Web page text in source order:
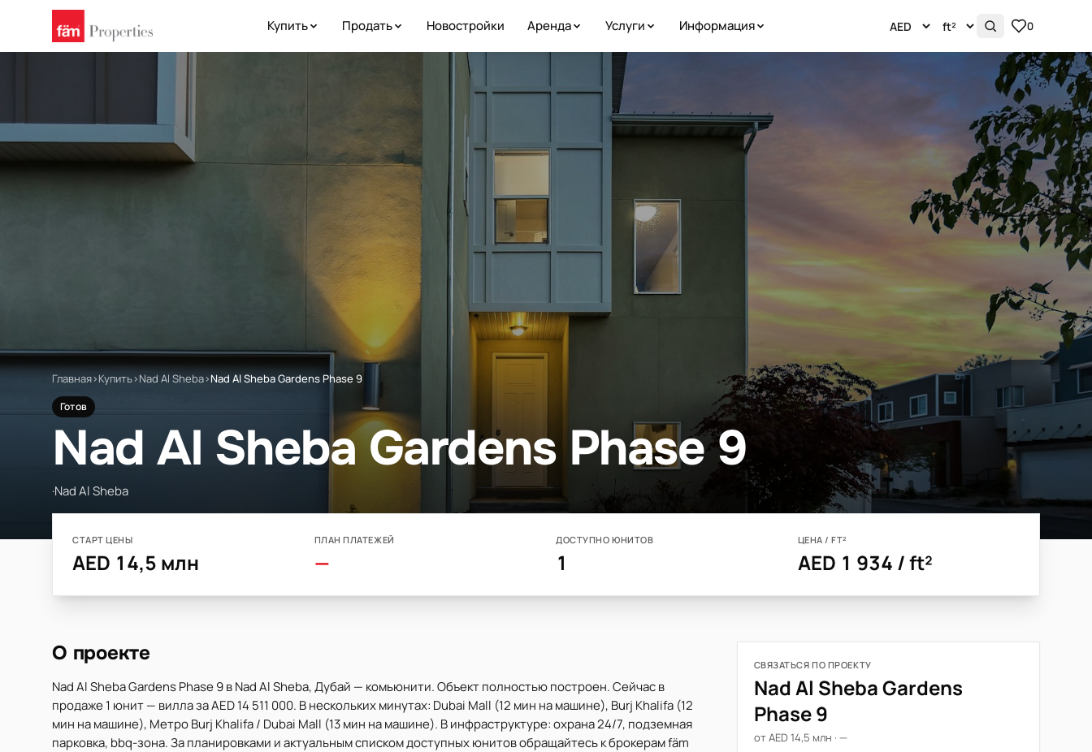
Купить Продать Новостройки Аренда Услуги Информация 0
Главная›Купить›Nad Al Sheba›Nad Al Sheba Gardens Phase 9
Готов
Nad Al Sheba Gardens Phase 9
·Nad Al Sheba
СТАРТ ЦЕНЫ
AED 14,5 млн
ПЛАН ПЛАТЕЖЕЙ
—
ДОСТУПНО ЮНИТОВ
1
ЦЕНА / FT²
AED 1 934 / ft²
О проекте
Nad Al Sheba Gardens Phase 9 в Nad Al Sheba, Дубай — комьюнити. Объект полностью построен. Сейчас в
продаже 1 юнит — вилла за AED 14 511 000. В нескольких минутах: Dubai Mall (12 мин на машине), Burj Khalifa (12
мин на машине), Метро Burj Khalifa / Dubai Mall (13 мин на машине). В инфраструктуре: охрана 24/7, подземная
парковка, bbq-зона. За планировками и актуальным списком доступных юнитов обращайтесь к брокерам fäm
СВЯЗАТЬСЯ ПО ПРОЕКТУ
Nad Al Sheba Gardens
Phase 9
от AED 14,5 млн · —